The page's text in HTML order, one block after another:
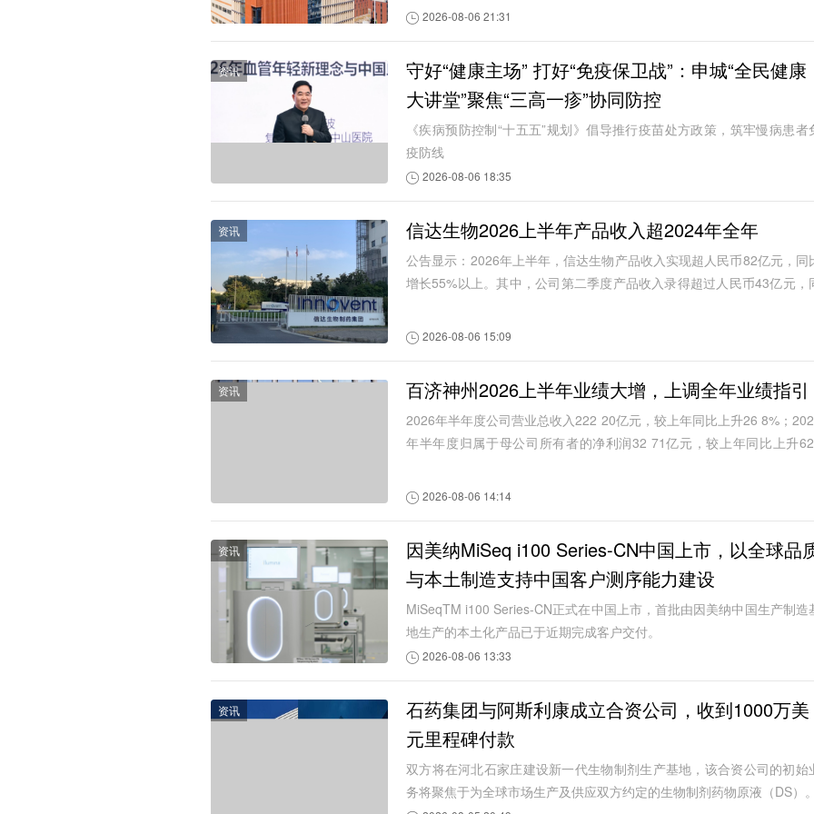
2026-08-06 21:31
资讯
守好“健康主场” 打好“免疫保卫战”：申城“全民健康
大讲堂”聚焦“三高一疹”协同防控
《疾病预防控制“十五五”规划》倡导推行疫苗处方政策，筑牢慢病患者
疫防线
2026-08-06 18:35
资讯 信达生物2026上半年产品收入超2024年全年
公告显示：2026年上半年，信达生物产品收入实现超人民币82亿元，同
增长55%以上。其中，公司第二季度产品收入录得超过人民币43亿元，
2026-08-06 15:09
资讯 百济神州2026上半年业绩大增，上调全年业绩指引
2026年半年度公司营业总收入222 20亿元，较上年同比上升26 8%；
年半年度归属于母公司所有者的净利润32 71亿元，较上年同比上升
2026-08-06 14:14
资讯
因美纳MiSeq i100 Series-CN中国上市，以全球品
与本土制造支持中国客户测序能力建设
MiSeqTM i100 Series-CN正式在中国上市，首批由因美纳中国生产制造
地生产的本土化产品已于近期完成客户交付。
2026-08-06 13:33
资讯
石药集团与阿斯利康成立合资公司，收到1000万美
元里程碑付款
双方将在河北石家庄建设新一代生物制剂生产基地，该合资公司的初始
务将聚焦于为全球市场生产及供应双方约定的生物制剂药物原液（DS）。